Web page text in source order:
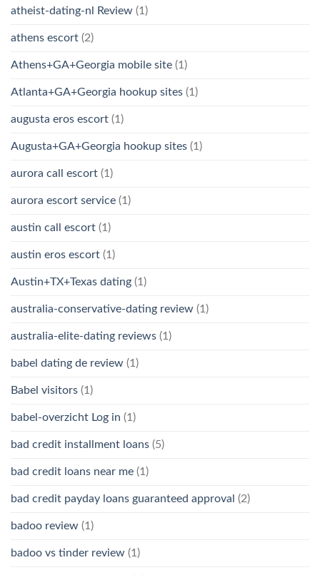
atheist-dating-nl Review (1)
athens escort (2)
Athens+GA+Georgia mobile site (1)
Atlanta+GA+Georgia hookup sites (1)
augusta eros escort (1)
Augusta+GA+Georgia hookup sites (1)
aurora call escort (1)
aurora escort service (1)
austin call escort (1)
austin eros escort (1)
Austin+TX+Texas dating (1)
australia-conservative-dating review (1)
australia-elite-dating reviews (1)
babel dating de review (1)
Babel visitors (1)
babel-overzicht Log in (1)
bad credit installment loans (5)
bad credit loans near me (1)
bad credit payday loans guaranteed approval (2)
badoo review (1)
badoo vs tinder review (1)